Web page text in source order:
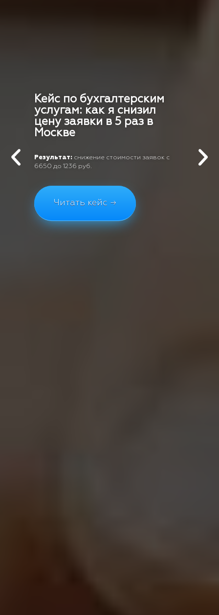
Кейс по бухгалтерским
услугам: как я снизил
цену заявки в 5 раз в
Москве
Результат: снижение стоимости заявок с
6650 до 1236 руб.
Читать кейс →